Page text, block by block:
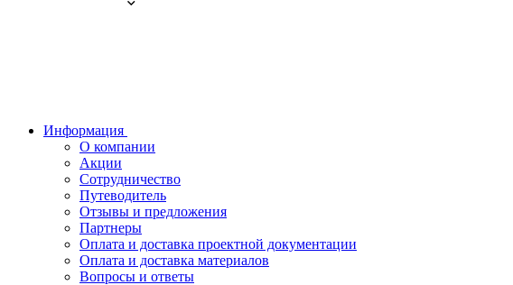
Информация
О компании
Акции
Сотрудничество
Путеводитель
Отзывы и предложения
Партнеры
Оплата и доставка проектной документации
Оплата и доставка материалов
Вопросы и ответы